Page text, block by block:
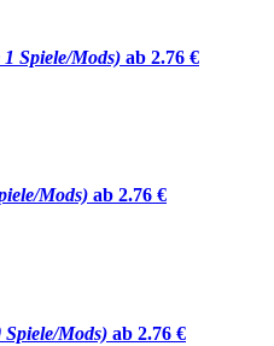
Spiele/Mods) ab 2.76 €
Mods) ab 2.76 €
Spiele/Mods) ab 2.76 €